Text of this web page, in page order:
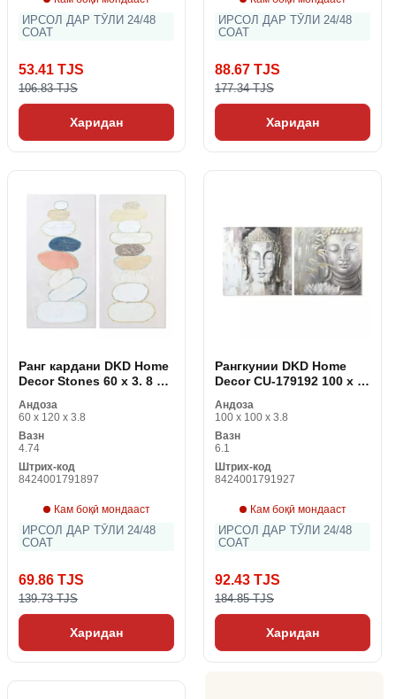
ИРСОЛ ДАР ТӮЛИ 24/48
СОАТ
53.41 TJS
106.83 TJS
Харидан
ИРСОЛ ДАР ТӮЛИ 24/48
СОАТ
88.67 TJS
177.34 TJS
Харидан
Ранг кардани DKD Home
Decor Stones 60 x 3. 8 x
дона)
Андоза
60 x 120 x 3.8
Вазн
4.74
Штрих-код
8424001791897
Кам боқӣ мондааст
ИРСОЛ ДАР ТӮЛИ 24/48
СОАТ
69.86 TJS
139.73 TJS
Харидан
Рангкунии DKD Home
Decor CU-179192 100 x 3.
(2 дона)
Андоза
100 x 100 x 3.8
Вазн
6.1
Штрих-код
8424001791927
Кам боқӣ мондааст
ИРСОЛ ДАР ТӮЛИ 24/48
СОАТ
92.43 TJS
184.85 TJS
Харидан